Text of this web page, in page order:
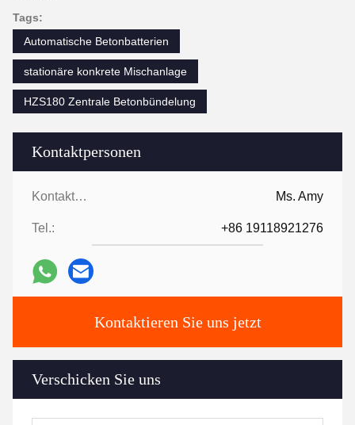
Kontaktpersonen
Kontaktpersonen: Ms. Amy
Tel.: +86 19118921276
Kontaktieren Sie uns jetzt
Verschicken Sie uns
Tags:
Automatische Betonbatterien
stationäre konkrete Mischanlage
HZS180 Zentrale Betonbündelung